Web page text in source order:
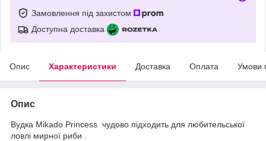
Замовлення під захистом
Доступна доставка
Опис Характеристики Доставка Оплата Умови
Опис
Вудка Mikado Princess чудово підходить для любительської
ловлі мирної риби .